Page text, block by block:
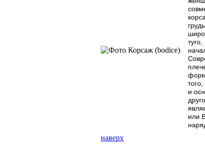
и
или
наверх